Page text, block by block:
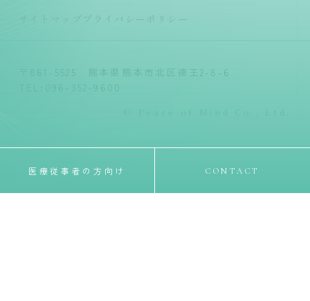
医療従事者の方向け CONTACT
サイトマップ プライバシーポリシー
〒861-5525 熊本県熊本市北区徳王2-8-6